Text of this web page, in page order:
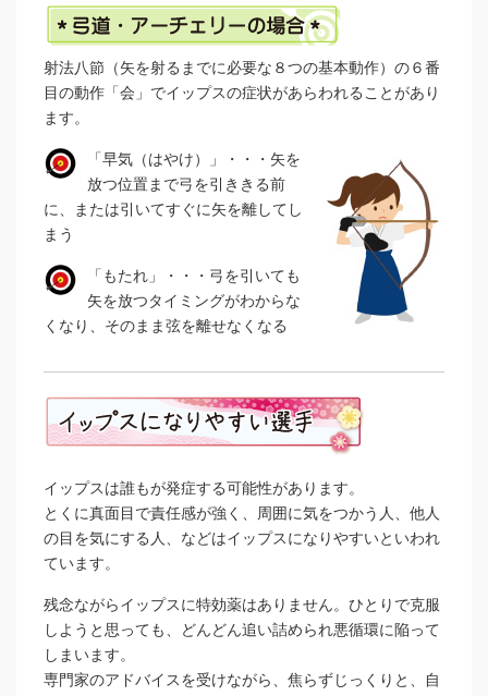
射法八節（矢を射るまでに必要な８つの基本動作）の６番
目の動作「会」でイップスの症状があらわれることがあり
ます。
「早気（はやけ）」・・・矢を
放つ位置まで弓を引ききる前
に、または引いてすぐに矢を離してし
まう
「もたれ」・・・弓を引いても
矢を放つタイミングがわからな
くなり、そのまま弦を離せなくなる
イップスは誰もが発症する可能性があります。
とくに真面目で責任感が強く、周囲に気をつかう人、他人
の目を気にする人、などはイップスになりやすいといわれ
ています。
残念ながらイップスに特効薬はありません。ひとりで克服
しようと思っても、どんどん追い詰められ悪循環に陥って
しまいます。
専門家のアドバイスを受けながら、焦らずじっくりと、自